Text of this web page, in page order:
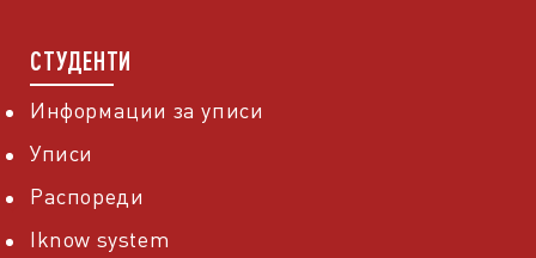
СТУДЕНТИ
Информации за уписи
Уписи
Распореди
Iknow system